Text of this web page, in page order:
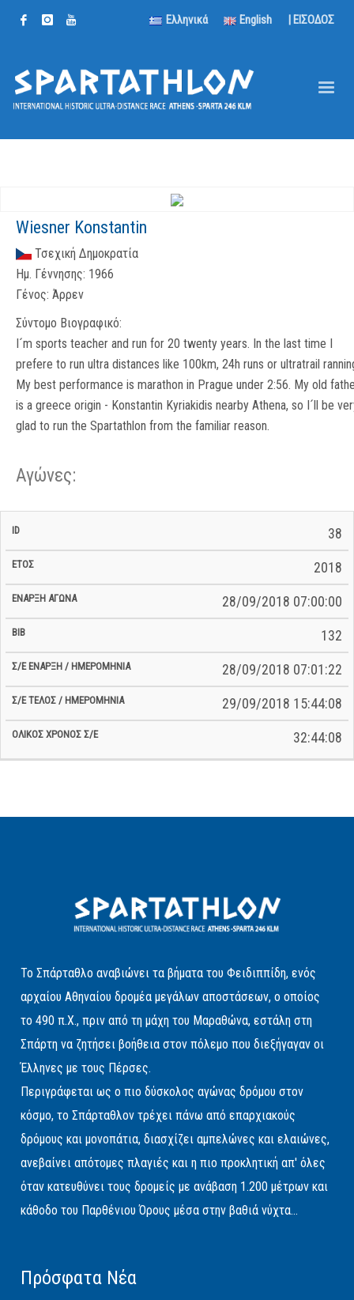
Ελληνικά English | ΕΙΣΟΔΟΣ
Wiesner Konstantin
Τσεχική Δημοκρατία
Ημ. Γέννησης: 1966
Γένος: Άρρεν
Σύντομο Βιογραφικό:
I´m sports teacher and run for 20 twenty years. In the last time I
prefere to run ultra distances like 100km, 24h runs or ultratrail
My best performance is marathon in Prague under 2:56. My old
is a greece origin - Konstantin Kyriakidis nearby Athena, so I´ll be
glad to run the Spartathlon from the familiar reason.
Αγώνες:
Αγώνα
Ημερομηνία
38
2018
28/09/2018 07:00:00
132
28/09/2018 07:01:22
29/09/2018 15:44:08
32:44:08
Το Σπάρταθλο αναβιώνει τα βήματα του Φειδιππίδη, ενός
αρχαίου Αθηναίου δρομέα μεγάλων αποστάσεων, ο οποίος
το 490 π.Χ., πριν από τη μάχη του Μαραθώνα, εστάλη στη
Σπάρτη να ζητήσει βοήθεια στον πόλεμο που διεξήγαγαν οι
Έλληνες με τους Πέρσες.
Περιγράφεται ως ο πιο δύσκολος αγώνας δρόμου στον
κόσμο, το Σπάρταθλον τρέχει πάνω από επαρχιακούς
δρόμους και μονοπάτια, διασχίζει αμπελώνες και ελαιώνες,
ανεβαίνει απότομες πλαγιές και η πιο προκλητική απ' όλες
όταν κατευθύνει τους δρομείς με ανάβαση 1.200 μέτρων και
κάθοδο του Παρθένιου Όρους μέσα στην βαθιά νύχτα...
Πρόσφατα Νέα